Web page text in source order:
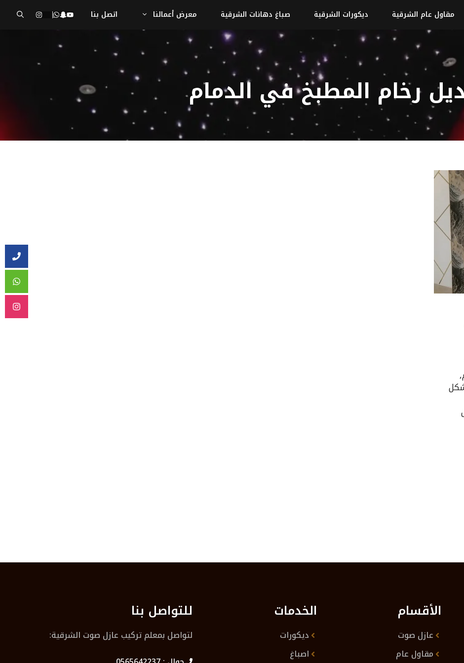
مقاول عام الشرقية ديكورات الشرقية صباغ دهانات الشرقية معرض أعمالنا اتصل بنا
رخام المطبخ في الدمام
الأقسام
عازل صوت
مقاول عام
الخدمات
ديكورات
اصباغ
للتواصل بنا
لتواصل بمعلم تركيب عازل صوت الشرقية: